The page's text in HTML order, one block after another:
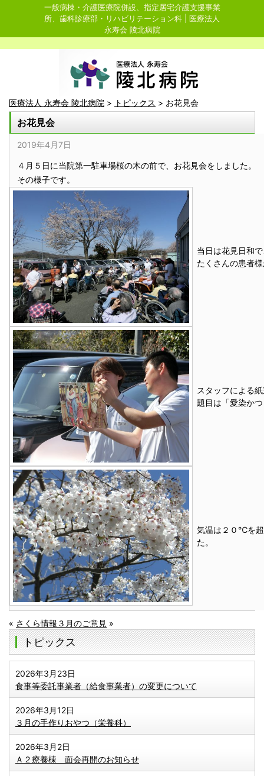
一般病棟・介護医療院併設、指定居宅介護支援事業
所、歯科診療部・リハビリテーション科 | 医療法人
永寿会 陵北病院
医療法人 永寿会 陵北病院 > トピックス > お花見会
トピックス
2026年3月23日
食事等委託事業者（給食事業者）の変更について
2026年3月12日
３月の手作りおやつ（栄養科）
2026年3月2日
Ａ２療養棟 面会再開のお知らせ
お花見会
2019年4月7日
４月５日に当院第一駐車場桜の木の前で、お花見会をしました。
その様子です。
当日は花見日和
たくさんの患者
スタッフによる
題目は「愛染か
気温は２０℃を超
た。
« さくら情報 ３月のご意見 »